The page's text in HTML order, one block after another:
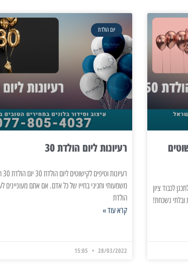
50 – קישוטים
יום הולדת 50, זה הזמן לתכנן לכבוד ציון
נשכחת!
יום הולדת
רעיונות ליום הולדת 30
משמעותי וחגיגי בחייו של כל אדם. אם אתם מעוניינים
הולדת
קרא עוד »
28/03/2022